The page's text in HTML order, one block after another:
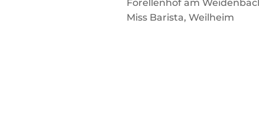
Forellenhof am
Miss Barista, Weilheim